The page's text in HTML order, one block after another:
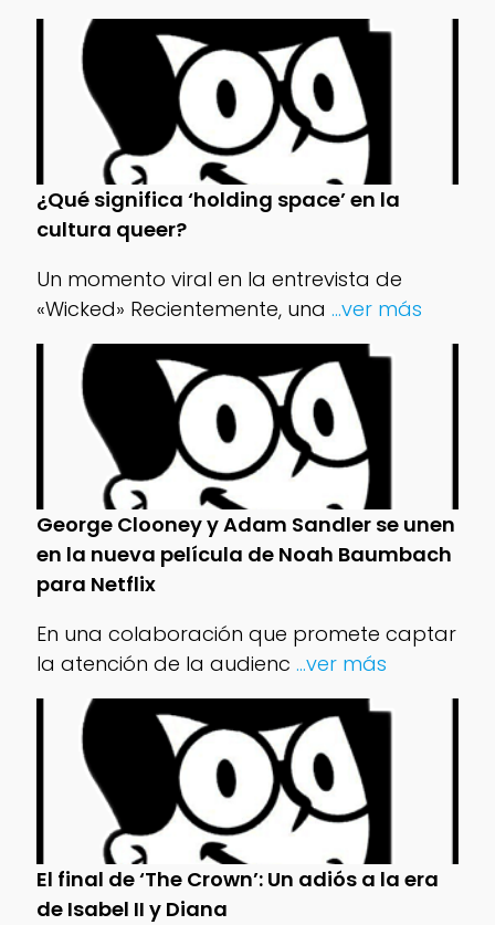
¿Qué significa ‘holding space’ en la
cultura queer?
Un momento viral en la entrevista de
«Wicked» Recientemente, una ...ver más
George Clooney y Adam Sandler se unen
en la nueva película de Noah Baumbach
para Netflix
En una colaboración que promete captar
la atención de la audienc ...ver más
El final de ‘The Crown’: Un adiós a la era
de Isabel II y Diana